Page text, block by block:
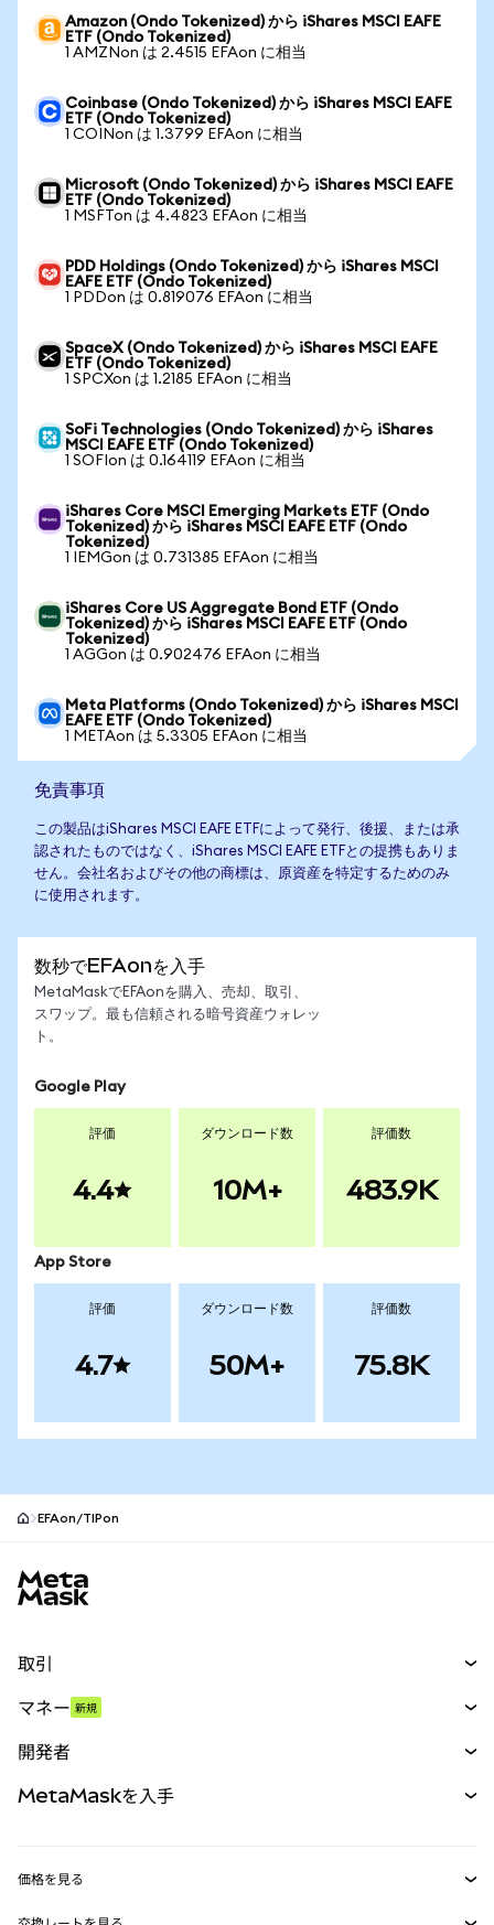
Amazon (Ondo Tokenized) から iShares MSCI EAFE
ETF (Ondo Tokenized)
1 AMZNon は 2.4515 EFAon に相当
Coinbase (Ondo Tokenized) から iShares MSCI EAFE
ETF (Ondo Tokenized)
1 COINon は 1.3799 EFAon に相当
Microsoft (Ondo Tokenized) から iShares MSCI EAFE
ETF (Ondo Tokenized)
1 MSFTon は 4.4823 EFAon に相当
PDD Holdings (Ondo Tokenized) から iShares MSCI
EAFE ETF (Ondo Tokenized)
1 PDDon は 0.819076 EFAon に相当
SpaceX (Ondo Tokenized) から iShares MSCI EAFE
ETF (Ondo Tokenized)
1 SPCXon は 1.2185 EFAon に相当
SoFi Technologies (Ondo Tokenized) から iShares
MSCI EAFE ETF (Ondo Tokenized)
1 SOFIon は 0.164119 EFAon に相当
iShares Core MSCI Emerging Markets ETF (Ondo
Tokenized) から iShares MSCI EAFE ETF (Ondo
Tokenized)
1 IEMGon は 0.731385 EFAon に相当
iShares Core US Aggregate Bond ETF (Ondo
Tokenized) から iShares MSCI EAFE ETF (Ondo
Tokenized)
1 AGGon は 0.902476 EFAon に相当
Meta Platforms (Ondo Tokenized) から iShares MSCI
EAFE ETF (Ondo Tokenized)
1 METAon は 5.3305 EFAon に相当
免責事項
この製品はiShares MSCI EAFE ETFによって発行、後援、または承
認されたものではなく、iShares MSCI EAFE ETFとの提携もありま
せん。会社名およびその他の商標は、原資産を特定するためのみ
に使用されます。
数秒でEFAonを入手
MetaMaskでEFAonを購入、売却、取引、
スワップ。最も信頼される暗号資産ウォレッ
ト。
Google Play
評価
4.4
ダウンロード数
10M+
評価数
483.9K
App Store
評価
4.7
ダウンロード数
50M+
評価数
75.8K
EFAon/TIPon
取引
パーペチュアル
RWA
マネー 新規
開発者
MetaMaskを入手
価格を見る